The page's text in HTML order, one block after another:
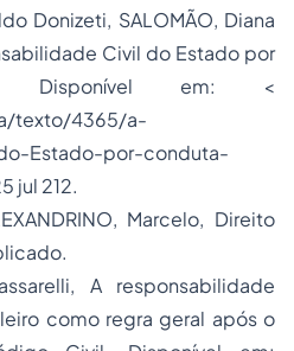
Donizeti, SALOMÃO, Diana
Civil do Estado por
Disponível em: <
texto/4365/a-
Estado-por-conduta-
jul 212.
Marcelo, Direito
A responsabilidade
como regra geral após o